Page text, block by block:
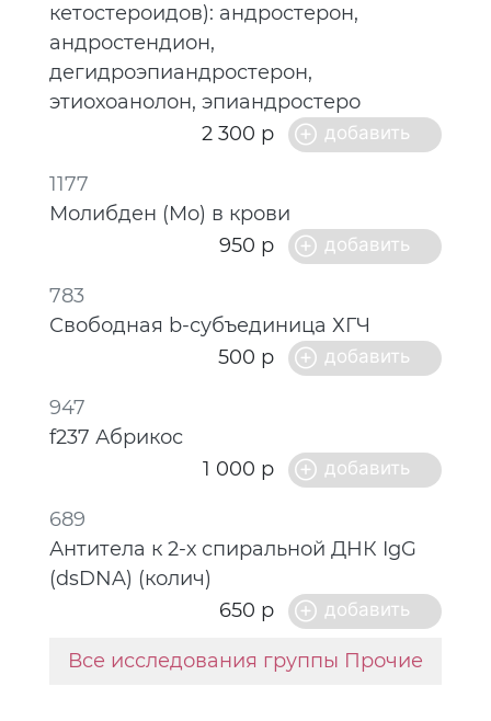
кетостероидов): андростерон,
андростендион,
дегидроэпиандростерон,
этиохоанолон, эпиандростеро
2 300 р
1177
Молибден (Mo) в крови
950 р
783
Свободная b-субъединица ХГЧ
500 р
947
f237 Абрикос
1 000 р
689
Антитела к 2-х спиральной ДНК IgG
(dsDNA) (колич)
650 р
Все исследования группы Прочие